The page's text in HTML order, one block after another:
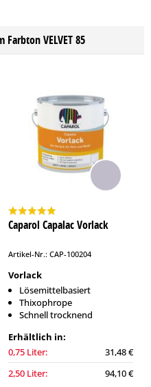
Farbton VELVET 85
Caparol Capalac Vorlack
Artikel-Nr.: CAP-100204
Vorlack
Lösemittelbasiert
Thixophrope
Schnell trocknend
Erhältlich in:
0,75 Liter:
31,48 €
2,50 Liter:
94,10 €